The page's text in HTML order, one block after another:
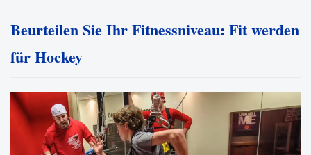
Beurteilen Sie Ihr Fitnessniveau: Fit werden
für Hockey